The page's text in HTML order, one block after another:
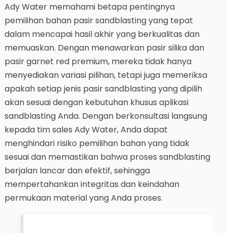
Ady Water memahami betapa pentingnya
pemilihan bahan pasir sandblasting yang tepat
dalam mencapai hasil akhir yang berkualitas dan
memuaskan. Dengan menawarkan pasir silika dan
pasir garnet red premium, mereka tidak hanya
menyediakan variasi pilihan, tetapi juga memeriksa
apakah setiap jenis pasir sandblasting yang dipilih
akan sesuai dengan kebutuhan khusus aplikasi
sandblasting Anda. Dengan berkonsultasi langsung
kepada tim sales Ady Water, Anda dapat
menghindari risiko pemilihan bahan yang tidak
sesuai dan memastikan bahwa proses sandblasting
berjalan lancar dan efektif, sehingga
mempertahankan integritas dan keindahan
permukaan material yang Anda proses.